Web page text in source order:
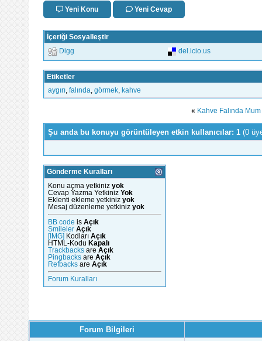
Yeni Konu Yeni Cevap
İçeriği Sosyalleştir
Digg del.icio.us
Etiketler
aygırı falında görmek kahve
« Kahve Falında
Şu anda bu konuyu görüntüleyen etkin kullanıcılar: 1 (0
Gönderme Kuralları
Konu açma yetkiniz yok
Cevap Yazma Yetkiniz Yok
Eklenti ekleme yetkiniz yok
Mesaj düzenleme yetkiniz yok
BB code is Açık
Smileler Açık
[IMG] Kodları Açık
HTML-Kodu Kapalı
Trackbacks are Açık
Pingbacks are Açık
Refbacks are Açık
Forum Kuralları
Forum Bilgileri